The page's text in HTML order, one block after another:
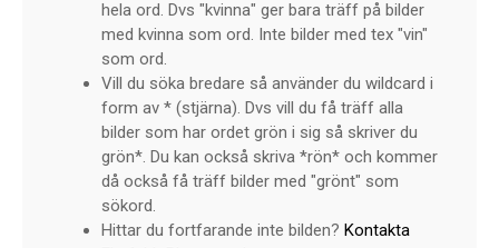
hela ord. Dvs "kvinna" ger bara träff på bilder
med kvinna som ord. Inte bilder med tex "vin"
som ord.
Vill du söka bredare så använder du wildcard i
form av * (stjärna). Dvs vill du få träff alla
bilder som har ordet grön i sig så skriver du
grön*. Du kan också skriva *rön* och kommer
då också få träff bilder med "grönt" som
sökord.
Hittar du fortfarande inte bilden? Kontakta